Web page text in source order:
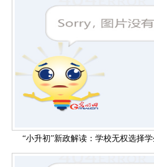
“小升初”新政解读：学校无权选择学